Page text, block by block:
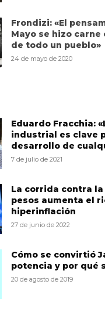
Frondizi: «El
Mayo se hizo carne
de todo un pueblo»
24 de mayo de 2020
Eduardo Fracchia:
industrial es clave
desarrollo de
7 de julio de 2021
La corrida contra la
pesos aumenta el
hiperinflación
27 de junio de 2022
Cómo se convirtió
potencia y por qué
20 de agosto de 2019